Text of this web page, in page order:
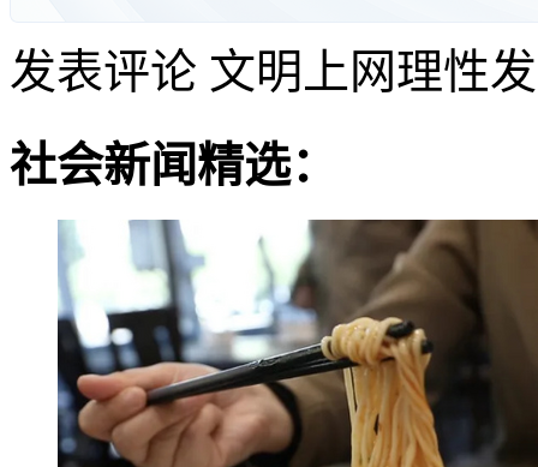
发表评论 文明上网理性
社会新闻精选：